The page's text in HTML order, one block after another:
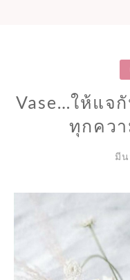
Vase…ให้แจ
ทุกคว
มี